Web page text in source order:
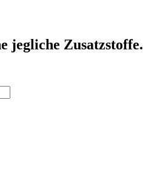
jegliche Zusatzstoffe.